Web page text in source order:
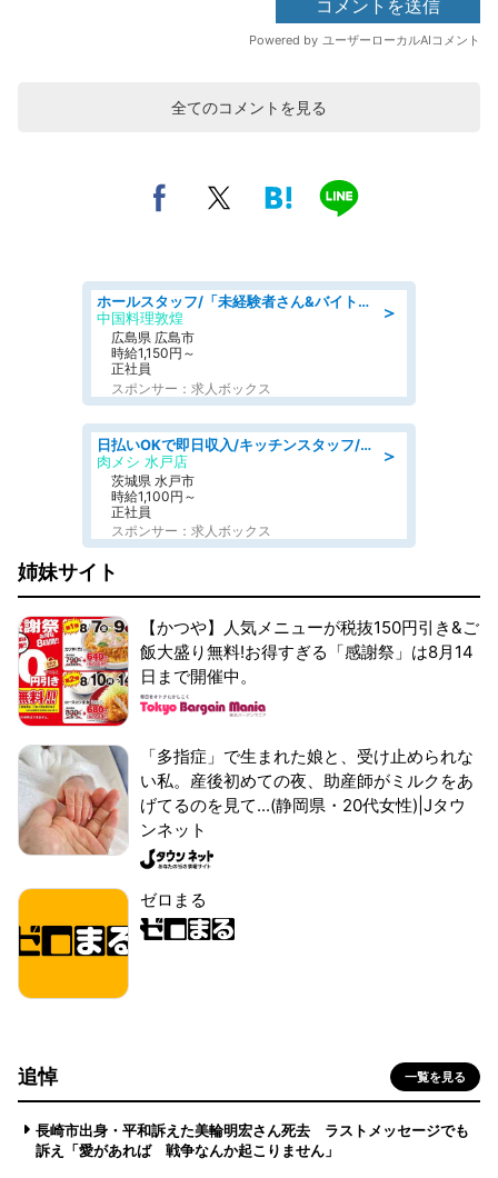
全てのコメントを見る
＞
ホールスタッフ/「未経験者さん&バイトデビューも大歓迎」残業ほぼなし×1日3時間〜勤務OK!フォロー体制も充実/広島県/広島市南区
中国料理敦煌
広島県 広島市
時給1,150円～
正社員
スポンサー：求人ボックス
＞
日払いOKで即日収入/キッチンスタッフ/「原付免許必須」デリバリー業務など、自己成長可能な幅広い仕事に挑戦!髪型自由&ピアス・ネイルOK/茨城県/水戸市
肉メシ 水戸店
茨城県 水戸市
時給1,100円～
正社員
スポンサー：求人ボックス
姉妹サイト
【かつや】人気メニューが税抜150円引き&ご
飯大盛り無料!お得すぎる「感謝祭」は8月14
日まで開催中。
「多指症」で生まれた娘と、受け止められな
い私。産後初めての夜、助産師がミルクをあ
げてるのを見て...(静岡県・20代女性)|Jタウ
ンネット
ゼロまる
追悼 一覧を見る
長崎市出身・平和訴えた美輪明宏さん死去 ラストメッセージでも
訴え「愛があれば 戦争なんか起こりません」